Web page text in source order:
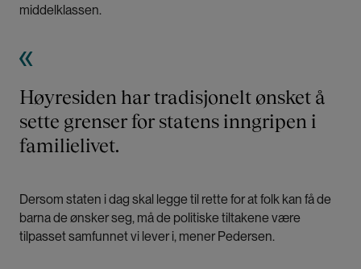
middelklassen.
Høyresiden har tradisjonelt ønsket å
sette grenser for statens inngripen i
familielivet.
Dersom staten i dag skal legge til rette for at folk kan få de
barna de ønsker seg, må de politiske tiltakene være
tilpasset samfunnet vi lever i, mener Pedersen.